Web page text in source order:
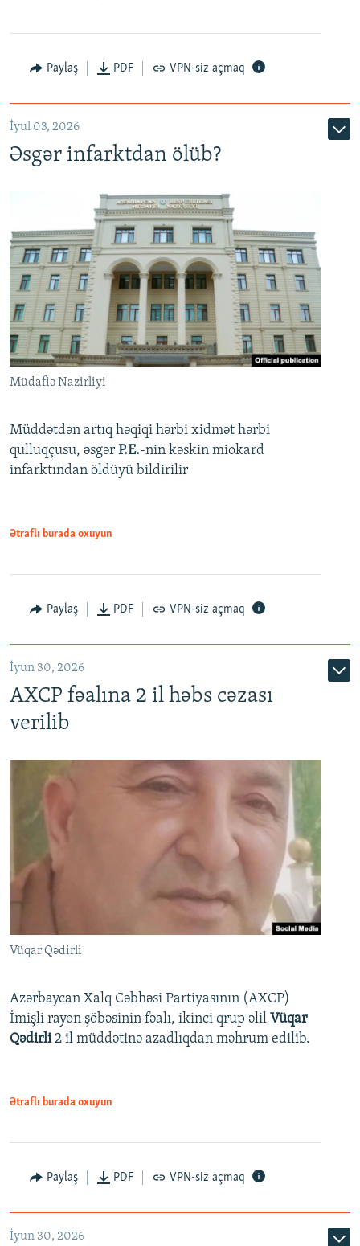
Auto 240p 360p 480p
720p 1080p
Paylaş PDF VPN-siz açmaq
İyul 03, 2026
Əsgər infarktdan ölüb?
Müdafiə Nazirliyi
Müddətdən artıq həqiqi hərbi xidmət hərbi
qulluqçusu, əsgər P.E.-nin kəskin miokard
infarktından öldüyü bildirilir
Ətraflı burada oxuyun
Paylaş PDF VPN-siz açmaq
İyun 30, 2026
AXCP fəalına 2 il həbs cəzası
verilib
Vüqar Qədirli
Azərbaycan Xalq Cəbhəsi Partiyasının (AXCP)
İmişli rayon şöbəsinin fəalı, ikinci qrup əlil Vüqar
Qədirli2 il müddətinə azadlıqdan məhrum edilib.
Ətraflı burada oxuyun
Paylaş PDF VPN-siz açmaq
İyun 30, 2026